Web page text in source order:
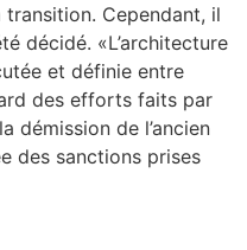
Cependant, il
décidé. «L’architecture
et définie entre
des efforts faits par
démission de l’ancien
des sanctions prises